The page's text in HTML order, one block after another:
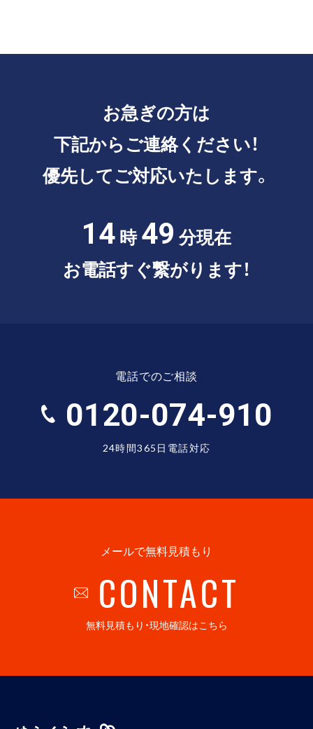
お急ぎの方は
下記からご連絡ください！
優先してご対応いたします。
14時49 分現在
お電話すぐ繋がります！
電話でのご相談
0120-074-910
24時間365日電話対応
メールで無料見積もり
CONTACT
無料見積もり・現地確認はこちら